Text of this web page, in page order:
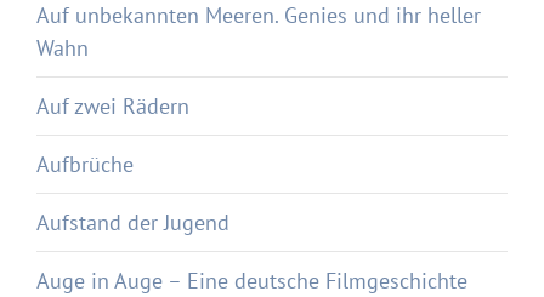
Auf unbekannten Meeren. Genies und ihr heller
Wahn
Auf zwei Rädern
Aufbrüche
Aufstand der Jugend
Auge in Auge – Eine deutsche Filmgeschichte